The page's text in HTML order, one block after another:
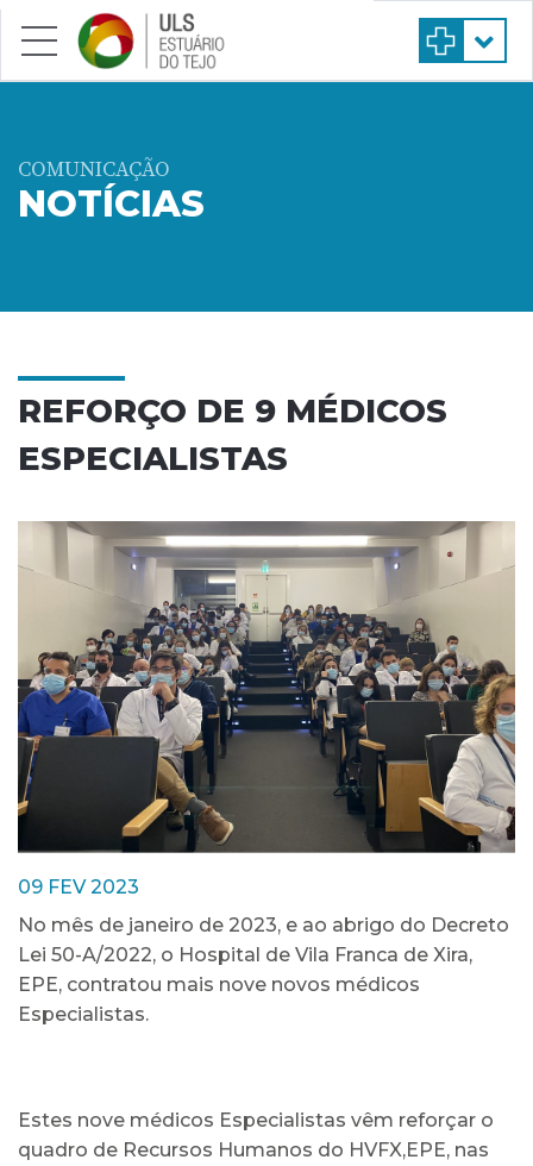
Saltar para conteúdo principal
COMUNICAÇÃO
NOTÍCIAS
REFORÇO DE 9 MÉDICOS
ESPECIALISTAS
09 FEV 2023
No mês de janeiro de 2023, e ao abrigo do Decreto
Lei 50-A/2022, o Hospital de Vila Franca de Xira,
EPE, contratou mais nove novos médicos
Especialistas.
Estes nove médicos Especialistas vêm reforçar o
quadro de Recursos Humanos do HVFX,EPE, nas